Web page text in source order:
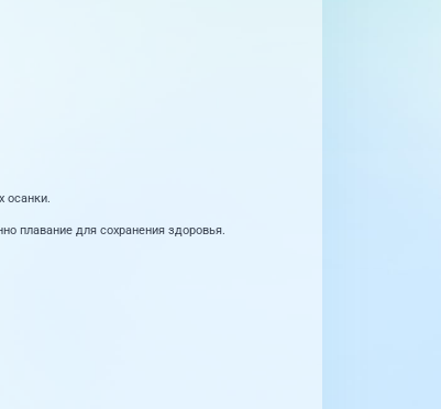
осанки.
плавание для сохранения здоровья.